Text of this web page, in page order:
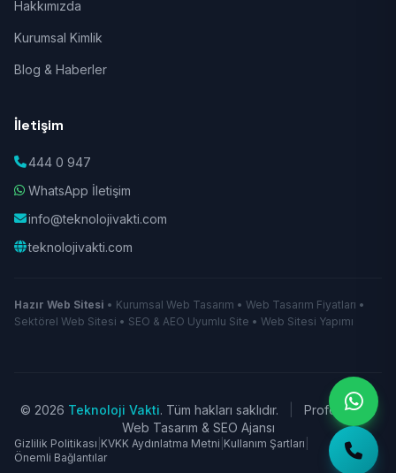
Hakkımızda
Kurumsal Kimlik
Blog & Haberler
İletişim
444 0 947
WhatsApp İletişim
info@teknolojivakti.com
teknolojivakti.com
Hazır Web Sitesi • Kurumsal Web Tasarım • Web Tasarım Fiyatları •
Sektörel Web Sitesi • SEO & AEO Uyumlu Site • Web Sitesi Yapımı
© 2026 Teknoloji Vakti. Tüm hakları saklıdır.
Profesyonel
Web Tasarım & SEO Ajansı
Gizlilik Politikası KVKK Aydınlatma Metni Kullanım Şartları
Önemli Bağlantılar